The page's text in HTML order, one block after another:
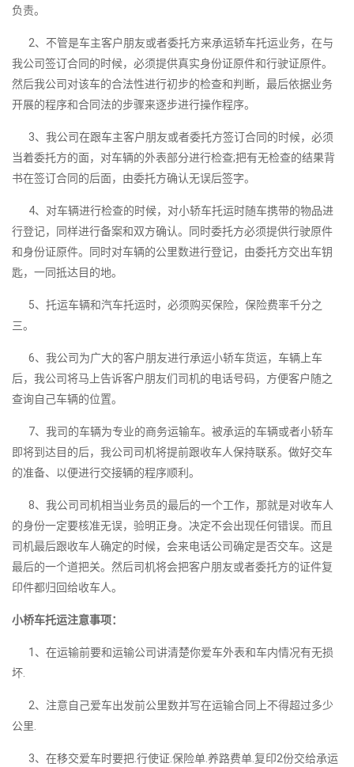
负责。
2、不管是车主客户朋友或者委托方来承运轿车托运业务，在与
我公司签订合同的时候，必须提供真实身份证原件和行驶证原件。
然后我公司对该车的合法性进行初步的检查和判断，最后依据业务
开展的程序和合同法的步骤来逐步进行操作程序。
3、我公司在跟车主客户朋友或者委托方签订合同的时候，必须
当着委托方的面，对车辆的外表部分进行检查;把有无检查的结果背
书在签订合同的后面，由委托方确认无误后签字。
4、对车辆进行检查的时候，对小轿车托运时随车携带的物品进
行登记，同样进行备案和双方确认。同时委托方必须提供行驶原件
和身份证原件。同时对车辆的公里数进行登记，由委托方交出车钥
匙，一同抵达目的地。
5、托运车辆和汽车托运时，必须购买保险，保险费率千分之
三。
6、我公司为广大的客户朋友进行承运小轿车货运，车辆上车
后，我公司将马上告诉客户朋友们司机的电话号码，方便客户随之
查询自己车辆的位置。
7、我司的车辆为专业的商务运输车。被承运的车辆或者小轿车
即将到达目的后，我公司司机将提前跟收车人保持联系。做好交车
的准备、以便进行交接辆的程序顺利。
8、我公司司机相当业务员的最后的一个工作，那就是对收车人
的身份一定要核准无误，验明正身。决定不会出现任何错误。而且
司机最后跟收车人确定的时候，会来电话公司确定是否交车。这是
最后的一个道把关。然后司机将会把客户朋友或者委托方的证件复
印件都归回给收车人。
小桥车托运注意事项：
1、在运输前要和运输公司讲清楚你爱车外表和车内情况有无损
坏.
2、注意自己爱车出发前公里数并写在运输合同上不得超过多少
公里.
3、在移交爱车时要把.行使证.保险单.养路费单.复印2份交给承运